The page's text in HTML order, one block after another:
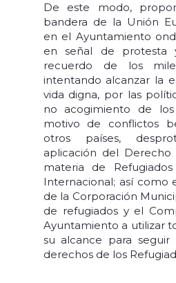
De este modo,
bandera de la Unión
en el Ayuntamiento
en señal de protesta
recuerdo de los
intentando alcanzar la
vida digna, por las
no acogimiento de
motivo de conflictos
otros países,
aplicación del
materia de
Internacional; así como
de la Corporación
de refugiados y el
Ayuntamiento a utilizar
su alcance para seguir
derechos de los